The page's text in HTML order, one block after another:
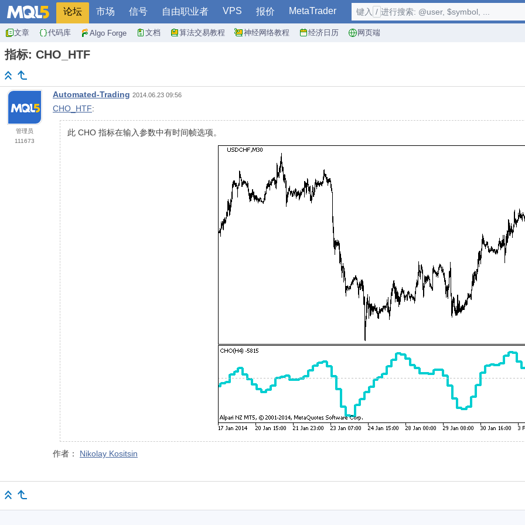
论坛 市场 信号 自由职业者 VPS 报价 MetaTrader
文章 代码库 Algo Forge 文档 算法交易教程 神经网络教程 经济日历 网页端
键入 / 进行搜索: @user, $symbol, ...
指标: CHO_HTF
管理员
111673
Automated-Trading 2014.06.23 09:56
CHO_HTF:
此 CHO 指标在输入参数中有时间帧选项。
作者： Nikolay Kositsin